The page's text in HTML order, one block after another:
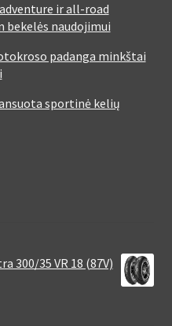
ir all-road
bekelės naudojimui
padanga minkštai
sportinė kelių
300/35 VR 18 (87V)